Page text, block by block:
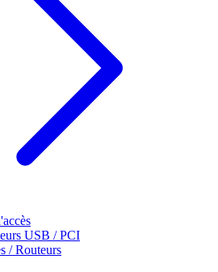
USB / PCI
/ Routeurs